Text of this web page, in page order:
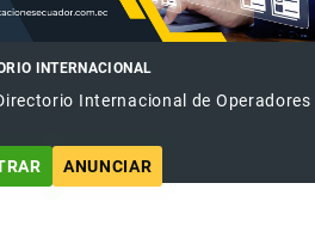
INTERNACIONAL
Internacional de Operadores
ANUNCIAR